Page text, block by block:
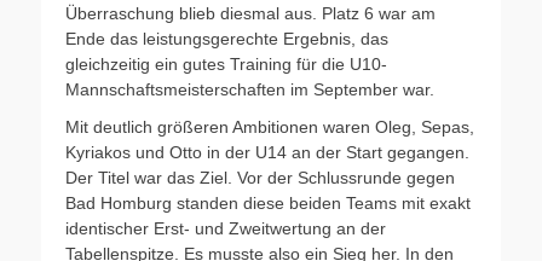
Überraschung blieb diesmal aus. Platz 6 war am
Ende das leistungsgerechte Ergebnis, das
gleichzeitig ein gutes Training für die U10-
Mannschaftsmeisterschaften im September war.
Mit deutlich größeren Ambitionen waren Oleg, Sepas,
Kyriakos und Otto in der U14 an der Start gegangen.
Der Titel war das Ziel. Vor der Schlussrunde gegen
Bad Homburg standen diese beiden Teams mit exakt
identischer Erst- und Zweitwertung an der
Tabellenspitze. Es musste also ein Sieg her. In den